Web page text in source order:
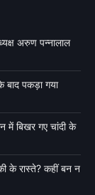
अरुण पन्नालाल
बाद पकड़ा गया
में बिखर गए चांदी के
के रास्ते? कहीं बन न